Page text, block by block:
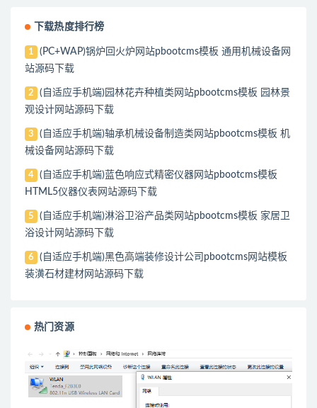
下载热度排行榜
1
(PC+WAP)锅炉回火炉网站pbootcms模板 通用机械设备网
站源码下载
2
(自适应手机端)园林花卉种植类网站pbootcms模板 园林景
观设计网站源码下载
3
(自适应手机端)轴承机械设备制造类网站pbootcms模板 机
械设备网站源码下载
4
(自适应手机端)蓝色响应式精密仪器网站pbootcms模板
HTML5仪器仪表网站源码下载
5
(自适应手机端)淋浴卫浴产品类网站pbootcms模板 家居卫
浴设计网站源码下载
6
(自适应手机端)黑色高端装修设计公司pbootcms网站模板
装潢石材建材网站源码下载
热门资源